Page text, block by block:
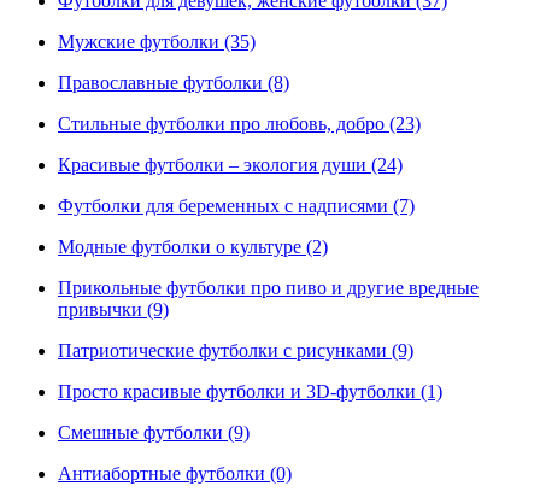
Мужские футболки (35)
Православные футболки (8)
Стильные футболки про любовь, добро (23)
Красивые футболки – экология души (24)
Футболки для беременных с надписями (7)
Модные футболки о культуре (2)
Прикольные футболки про пиво и другие вредные
привычки (9)
Патриотические футболки с рисунками (9)
Просто красивые футболки и 3D-футболки (1)
Смешные футболки (9)
Антиабортные футболки (0)